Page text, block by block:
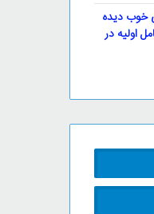
خوب دیده
اولیه در